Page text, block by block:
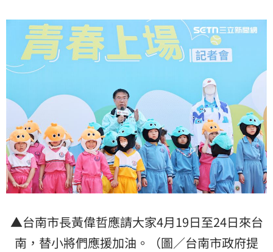
▲台南市長黃偉哲應請大家4月19日至24日來台
南，替小將們應援加油。（圖／台南市政府提